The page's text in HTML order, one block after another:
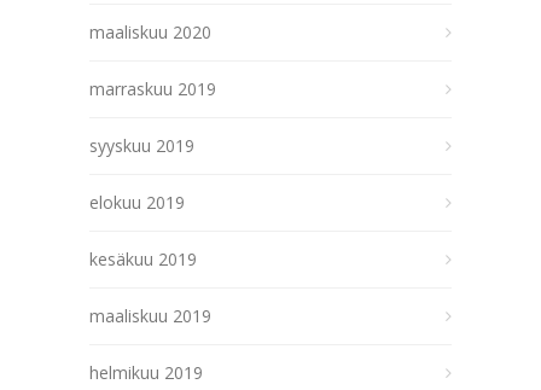
maaliskuu 2020
marraskuu 2019
syyskuu 2019
elokuu 2019
kesäkuu 2019
maaliskuu 2019
helmikuu 2019